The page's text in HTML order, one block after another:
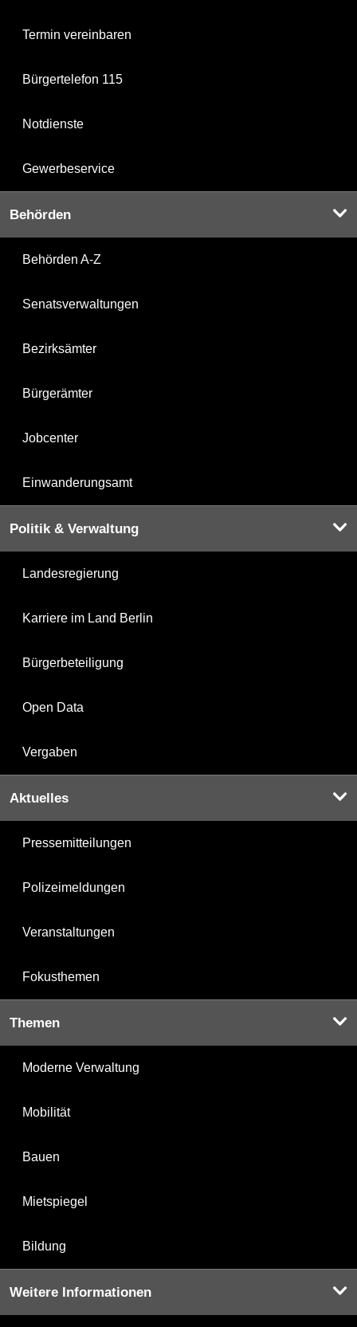
Termin vereinbaren
Bürgertelefon 115
Notdienste
Gewerbeservice
Behörden
Behörden A-Z
Senatsverwaltungen
Bezirksämter
Bürgerämter
Jobcenter
Einwanderungsamt
Politik & Verwaltung
Landesregierung
Karriere im Land Berlin
Bürgerbeteiligung
Open Data
Vergaben
Aktuelles
Pressemitteilungen
Polizeimeldungen
Veranstaltungen
Fokusthemen
Themen
Moderne Verwaltung
Mobilität
Bauen
Mietspiegel
Bildung
Weitere Informationen